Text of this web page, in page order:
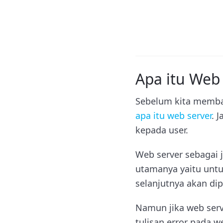
Apa itu Web
Sebelum kita
apa itu web server.
kepada user.
Web server
utamanya yaitu
selanjutnya akan
Namun jika web